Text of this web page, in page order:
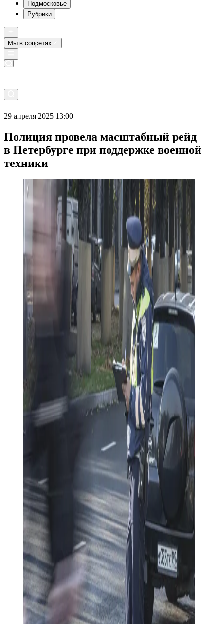
Подмосковье
Рубрики
Мы в соцсетях
29 апреля 2025 13:00
Полиция провела масштабный рейд
в Петербурге при поддержке военной
техники